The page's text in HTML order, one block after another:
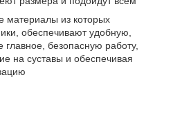
материалы из которых
обеспечивают удобную,
главное, безопасную работу,
на суставы и обеспечивая